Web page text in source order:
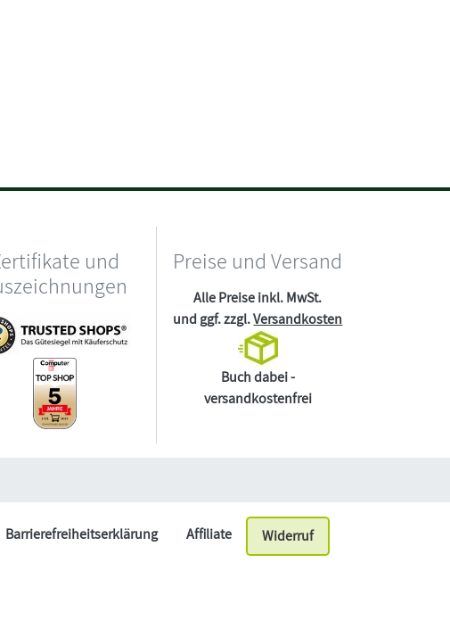
und
Preise und Versand
Alle Preise inkl. MwSt.
und ggf. zzgl.Versandkosten
Buch dabei -
versandkostenfrei
Barrierefreiheitserklärung Affiliate Widerruf